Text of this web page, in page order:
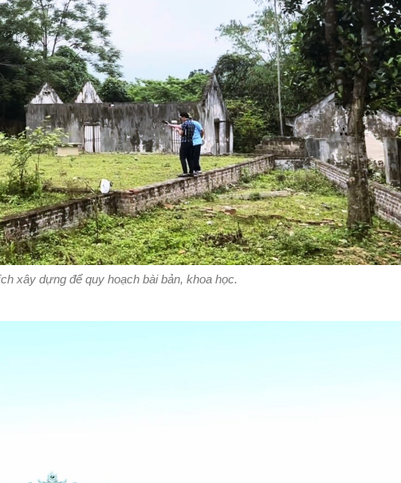
xây dựng để quy hoạch bài bản, khoa học.